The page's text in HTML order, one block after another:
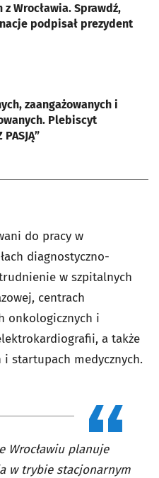
Wrocławia. Sprawdź,
podpisał prezydent
zaangażowanych i
Plebiscyt
PASJĄ”
do pracy w
diagnostyczno-
w szpitalnych
centrach
onkologicznych i
a także
startupach medycznych.
Wrocławiu planuje
w trybie stacjonarnym